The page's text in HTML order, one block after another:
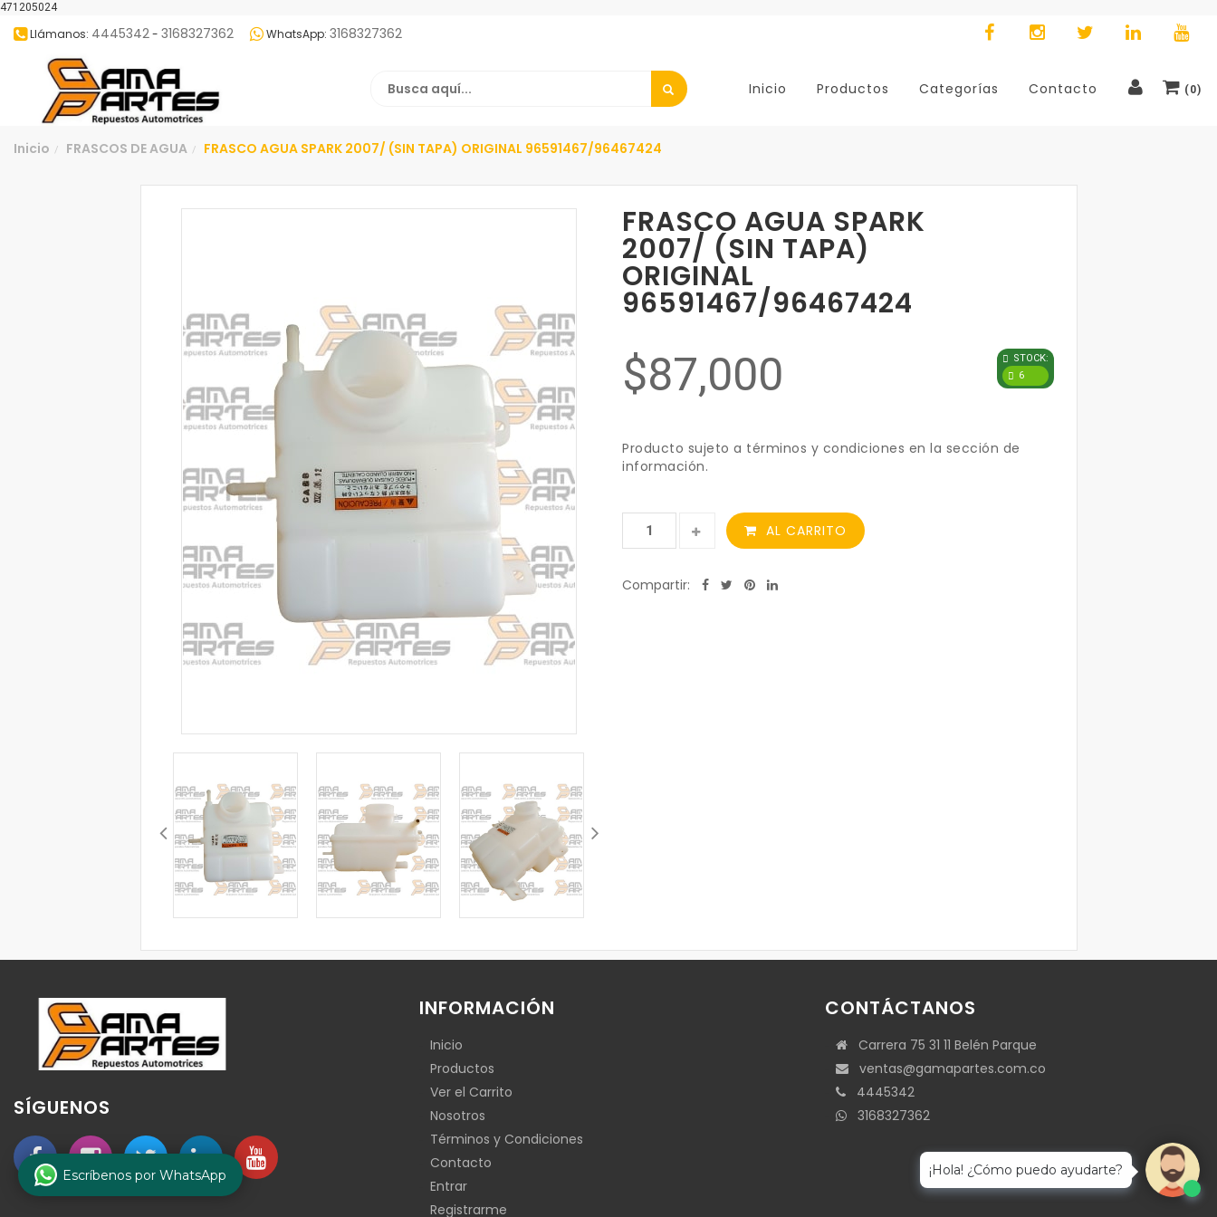
471205024
Llámanos: 4445342- 3168327362 WhatsApp: 3168327362
Inicio Productos Categorías Contacto ( 0)
Inicio / FRASCOS DE AGUA / FRASCO AGUA SPARK 2007/ (SIN TAPA) ORIGINAL 96591467/96467424
FRASCO AGUA SPARK
2007/ (SIN TAPA)
ORIGINAL
96591467/96467424
$87,000
STOCK:
6
Producto sujeto a términos y condiciones en la sección de
información.
AL CARRITO
Compartir:
SÍGUENOS
INFORMACIÓN
Inicio
Productos
Ver el Carrito
Nosotros
Términos y Condiciones
Contacto
Entrar
Registrarme
CONTÁCTANOS
Carrera 75 31 11 Belén Parque
ventas@gamapartes.com.co
4445342
3168327362
¡Hola! ¿Cómo puedo ayudarte?
Escríbenos por WhatsApp